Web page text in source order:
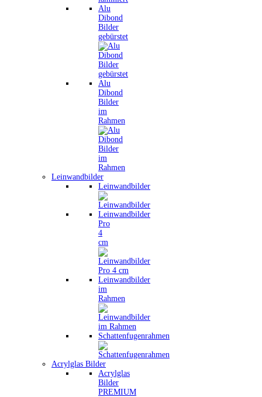
Alu
Dibond
Bilder
gebürstet
Alu
Dibond
Bilder
im
Rahmen
Leinwandbilder
Leinwandbilder
Leinwandbilder
Pro
4
cm
Leinwandbilder
im
Rahmen
Schattenfugenrahmen
Acrylglas Bilder
Acrylglas
Bilder
PREMIUM